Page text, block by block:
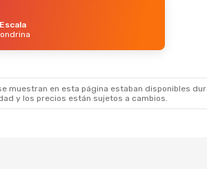
- Londrina
muestran en esta página estaban disponibles
y los precios están sujetos a cambios.